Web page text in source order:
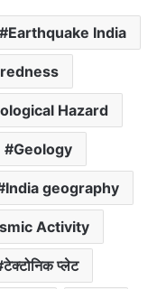
Earthquake India
Hazard
Geology
India geography
Activity
टेक्टोनिक प्लेट